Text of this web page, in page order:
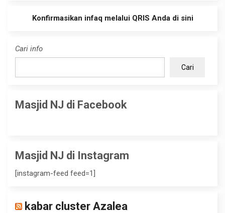
Konfirmasikan infaq melalui QRIS Anda di sini
Cari info
Cari
Masjid NJ di Facebook
Masjid NJ di Instagram
[instagram-feed feed=1]
kabar cluster Azalea